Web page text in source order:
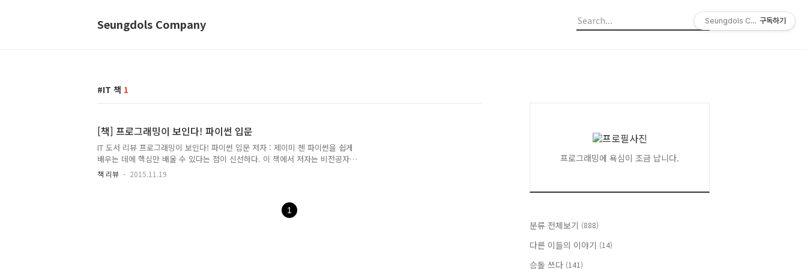
Seungdols Company
IT 책 1
[책] 프로그래밍이 보인다! 파이썬 입문
IT 도서 리뷰 프로그래밍이 보인다! 파이썬 입문 저자 : 제이미 첸 파이썬을 쉽게
배우는 데에 핵심만 배울 수 있다는 점이 신선하다. 이 책에서 저자는 비전공자
즉, 프로그래밍 교육을 받지 않은 사람을 대상으로 썼다는 사실이다. 그리고 파
이썬에 내용중 가장 핵심이 되는 내용만 작성하였고, 책도 작은 사이즈로 만든
신선했다기보다는 (원래 파이썬을 쓰긴 썼으므로) 간결한 특성을 잘 살려서 전달
했다는 취지로는 성공한 도서이지 않나 싶다.내용은 초기 입문 프로그래머에게
책 리뷰 2015.11.19
1
프로그래밍에 욕심이 조금 납니다.
분류 전체보기 (888)
다른 이들의 이야기 (14)
승돌 쓰다 (141)
Seungdols Company
구독하기